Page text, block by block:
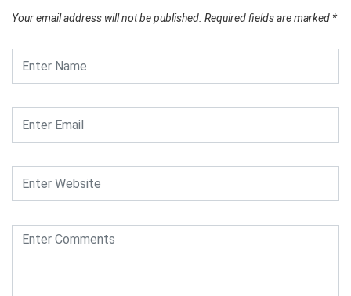
Your email address will not be published. Required fields are marked *